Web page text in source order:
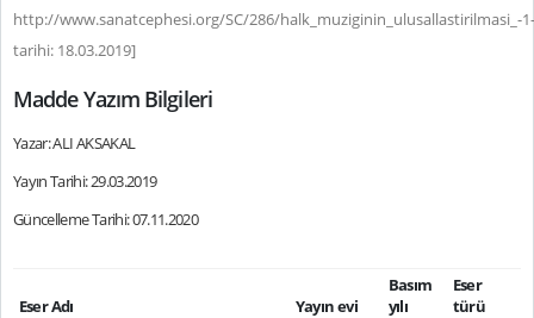
http://www.sanatcephesi.org/SC/286/halk_muziginin_ulusallastirilmasi_-
tarihi: 18.03.2019]
Madde Yazım Bilgileri
Yazar: ALI AKSAKAL
Yayın Tarihi: 29.03.2019
Güncelleme Tarihi: 07.11.2020
Eser Adı Yayın evi
Basım
yılı
Eser
türü